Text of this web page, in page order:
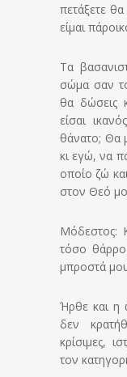
πετάξετε
είμαι
Τα
σώμα σαν
θα δώσεις
είσαι
θάνατο; Θα
κι εγώ, να
οποίο ζώ
στον Θεό
Μόδεστος:
τόσο
μπροστά
Ήρθε και η
δεν
κρίσιμες,
τον